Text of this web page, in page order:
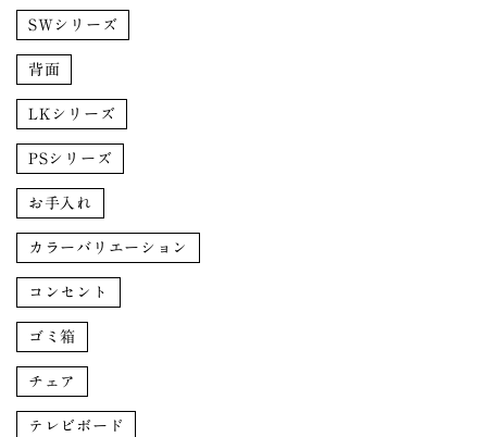
SWシリーズ
背面
LKシリーズ
PSシリーズ
お手入れ
カラーバリエーション
コンセント
ゴミ箱
チェア
テレビボード